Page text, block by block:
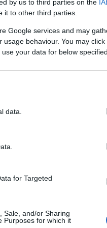
by us to third parties on the
it to other third parties.
Google services and may
behaviour. You may
your data for below
data.
for Targeted
Sale, and/or Sharing
Purposes for which it
και
που